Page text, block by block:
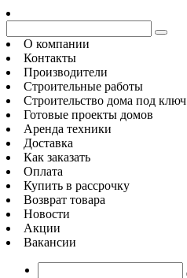
О компании
Контакты
Производители
Строительные работы
Строительство дома под ключ
Готовые проекты домов
Аренда техники
Доставка
Как заказать
Оплата
Купить в рассрочку
Возврат товара
Новости
Акции
Вакансии